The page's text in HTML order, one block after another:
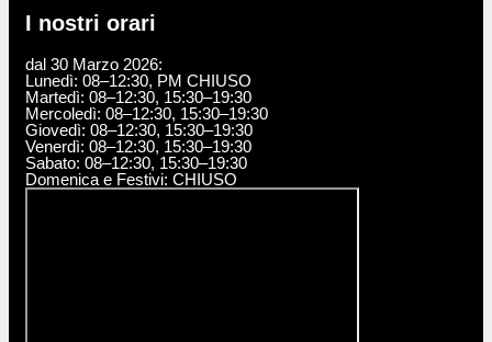
I nostri orari
dal 30 Marzo 2026:
Lunedì: 08–12:30, PM CHIUSO
Martedì: 08–12:30, 15:30–19:30
Mercoledì: 08–12:30, 15:30–19:30
Giovedì: 08–12:30, 15:30–19:30
Venerdì: 08–12:30, 15:30–19:30
Sabato: 08–12:30, 15:30–19:30
Domenica e Festivi: CHIUSO